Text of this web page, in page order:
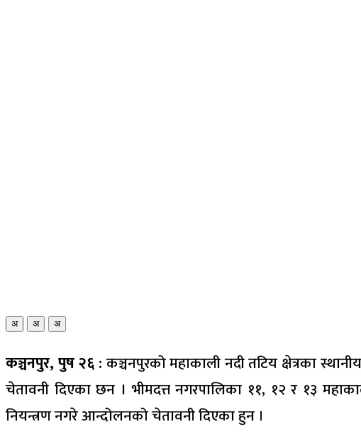
अ अ अ
कञ्चनपुर, पुष २६ : कञ्चनपुरको महाकाली नदी तटिय क्षेत्रका
चेतावनी दिएका छन । भीमदत्त नगरपालिका ११, १२ र १३
नियन्त्रण नगरे आन्दोलनको चेतावनी दिएका हुन ।